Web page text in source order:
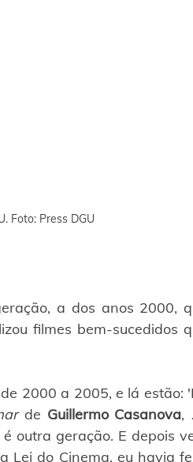
Foto: Press DGU
a dos anos 2000,
filmes bem-sucedidos
2000 a 2005, e lá estão:
de Guillermo Casanova,
outra geração. E depois
Lei do Cinema, eu havia